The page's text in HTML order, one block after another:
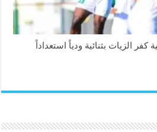
كفر الزيات بثنائية ودياً استعداداً